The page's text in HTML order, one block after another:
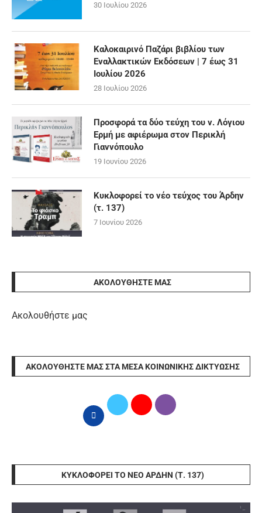
30 Ιουλίου 2026
Καλοκαιρινό Παζάρι βιβλίου των
Εναλλακτικών Εκδόσεων | 7 έως 31
Ιουλίου 2026
28 Ιουλίου 2026
Προσφορά τα δύο τεύχη του ν. Λόγιου
Ερμή με αφιέρωμα στον Περικλή
Γιαννόπουλο
19 Ιουνίου 2026
Κυκλοφορεί το νέο τεύχος του Άρδην
(τ. 137)
7 Ιουνίου 2026
ΑΚΟΛΟΥΘΉΣΤΕ ΜΑΣ
Ακολουθήστε μας
ΑΚΟΛΟΥΘΉΣΤΕ ΜΑΣ ΣΤΑ ΜΈΣΑ ΚΟΙΝΩΝΙΚΉΣ ΔΙΚΤΎΩΣΗΣ
ΚΥΚΛΟΦΟΡΕΊ ΤΟ ΝΈΟ ΆΡΔΗΝ (Τ. 137)